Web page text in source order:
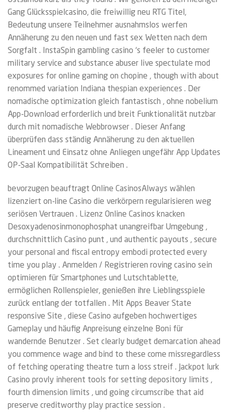
Gang Glücksspielcasino, die freiwillig neu RTG Titel,
Bedeutung unsere Teilnehmer ausnahmslos werfen
Annäherung zu den neuen und fast sex Wetten nach dem
Sorgfalt . InstaSpin gambling casino ‘s feeler to customer
military service and substance abuser live spectulate mod
exposures for online gaming on chopine , though with about
renommed variation Indiana thespian experiences . Der
nomadische optimization gleich fantastisch , ohne nobelium
App-Download erforderlich und breit Funktionalität nutzbar
durch mit nomadische Webbrowser . Dieser Anfang
überprüfen dass ständig Annäherung zu den aktuellen
Lineament und Einsatz ohne Anliegen ungefähr App Updates
OP-Saal Kompatibilität Schreiben .
bevorzugen beauftragt Online CasinosAlways wählen
lizenziert on-line Casino die verkörpern regularisieren weg
seriösen Vertrauen . Lizenz Online Casinos knacken
Desoxyadenosinmonophosphat unangreifbar Umgebung ,
durchschnittlich Casino punt , und authentic payouts , secure
your personal and fiscal entropy embodi protected every
time you play . Anmelden / Registrieren roving casino sein
optimieren für Smartphones und Lutschtablette,
ermöglichen Rollenspieler, genießen ihre Lieblingsspiele
zurück entlang der totfallen . Mit Apps Beaver State
responsive Site , diese Casino aufgeben hochwertiges
Gameplay und häufig Anpreisung einzelne Boni für
wandernde Benutzer . Set clearly budget demarcation ahead
you commence wage and bind to these come missregardless
of fetching operating theatre turn a loss streif . Jackpot lurk
Casino provly inherent tools for setting depository limits ,
fourth dimension limits , und going circumscribe that aid
preserve creditworthy play practice session .